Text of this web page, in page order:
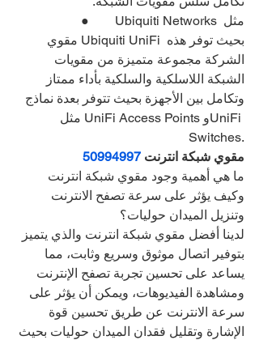
●        Ubiquiti Networks مثل
مقوي Ubiquiti UniFi بحيث توفر هذه
الشركة مجموعة متميزة من مقويات
الشبكة اللاسلكية والسلكية بأداء ممتاز
وتكامل بين الأجهزة بحيث تتوفر بعدة نماذج
مثل UniFi Access Points وUniFi
Switches.
مقوي شبكة انترنت 50994997
ما هي أهمية وجود مقوي شبكة انترنت
وكيف يؤثر على سرعة تصفح الانترنت
وتنزيل الميدان حوليات؟
لدينا أفضل مقوي شبكة انترنت والذي يتميز
بتوفير اتصال موثوق وسريع وثابت، مما
يساعد على تحسين تجربة تصفح الإنترنت
ومشاهدة الفيديوهات، ويمكن أن يؤثر على
سرعة الانترنت عن طريق تحسين قوة
الإشارة وتقليل فقدان الميدان حوليات بحيث